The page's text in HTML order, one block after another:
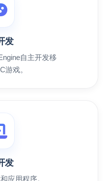
发
自主开发移
游戏。
发
应用程序。